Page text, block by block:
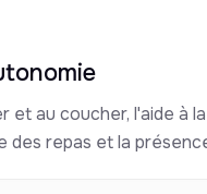
et au coucher, l'aide à
des repas et la